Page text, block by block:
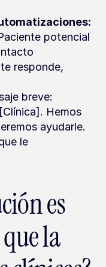
potencial
responde,
breve:
Hemos
ayudarle.
le
es
la